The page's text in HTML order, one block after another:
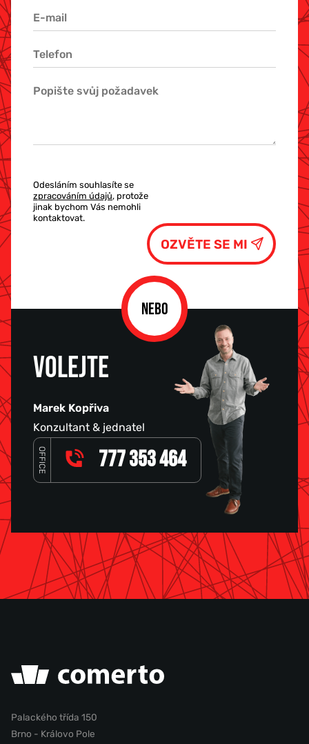
Odesláním souhlasíte se
zpracováním údajů, protože
jinak bychom Vás nemohli
kontaktovat.
NEBO
VOLEJTE
Marek Kopřiva
Konzultant & jednatel
OFFICE 777 353 464
Palackého třída 150
Brno - Královo Pole